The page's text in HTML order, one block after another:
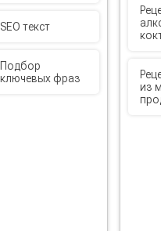
SEO текст
Подбор
ключевых фраз
из